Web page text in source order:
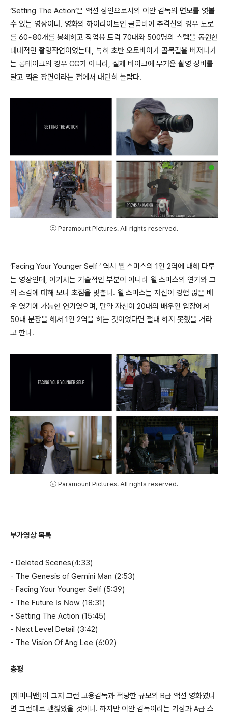
‘Setting The Action’은 액션 장인으로서의 이안 감독의 면모를 엿볼
수 있는 영상이다. 영화의 하이라이트인 콜롬비아 추격신의 경우 도로
를 60~80개를 봉쇄하고 작업용 트럭 70대와 500명의 스텝을 동원한
대대적인 촬영작업이었는데, 특히 초반 오토바이가 골목길을 빠져나가
는 롱테이크의 경우 CG가 아니라, 실제 바이크에 무거운 촬영 장비를
달고 찍은 장면이라는 점에서 대단히 놀랍다.
ⓒ Paramount Pictures. All rights reserved.
‘Facing Your Younger Self ‘ 역시 윌 스미스의 1인 2역에 대해 다루
는 영상인데, 여기서는 기술적인 부분이 아니라 윌 스미스의 연기와 그
의 소감에 대해 보다 초점을 맞춘다. 윌 스미스는 자신이 경험 많은 배
우 였기에 가능한 연기였으며, 만약 자신이 20대의 배우인 입장에서
50대 분장을 해서 1인 2역을 하는 것이었다면 절대 하지 못했을 거라
고 한다.
ⓒ Paramount Pictures. All rights reserved.
부가영상 목록
- Deleted Scenes(4:33)
- The Genesis of Gemini Man (2:53)
- Facing Your Younger Self (5:39)
- The Future Is Now (18:31)
- Setting The Action (15:45)
- Next Level Detail (3:42)
- The Vision Of Ang Lee (6:02)
총평
[제미니맨]이 그저 그런 고용감독과 적당한 규모의 B급 액션 영화였다
면 그런대로 괜찮았을 것이다. 하지만 이안 감독이라는 거장과 A급 스